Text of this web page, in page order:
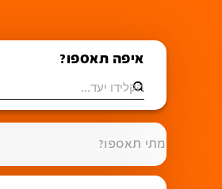
איפה תאספו?
מתי תאספו?